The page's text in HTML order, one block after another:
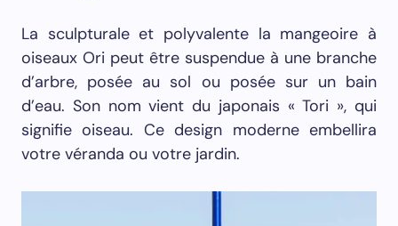
La sculpturale et polyvalente la mangeoire à
oiseaux Ori peut être suspendue à une branche
d’arbre, posée au sol ou posée sur un bain
d’eau. Son nom vient du japonais « Tori », qui
signifie oiseau. Ce design moderne embellira
votre véranda ou votre jardin.